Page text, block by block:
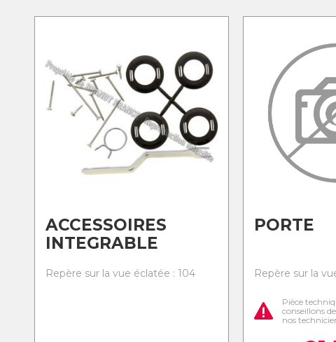
ACCESSOIRES
INTEGRABLE
Repère sur la vue éclatée : 104
PORTE
Repère sur la
Pièce
conseillons
nos